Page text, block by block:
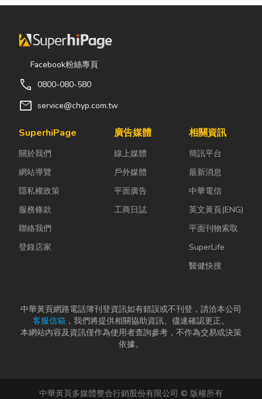
還是每天幫助
衣機，一旦發
生故障，都可
能嚴重影響日
因此，選擇專
業的高雄電器
僅能快速排除
長家電使用壽
命，降...
額高達 42.1
731816）產
戶對扣件精度
日益嚴苛的趨
型機中的關...
的硬體運算平
機無法應付高
續震動...
Facebook粉絲專頁
call 0800-080-580
mail service@chyp.com.tw
SuperhiPage
關於我們
網站導覽
隱私權政策
服務條款
聯絡我們
登錄店家
廣告媒體
線上媒體
戶外媒體
平面廣告
工商日誌
相關資訊
簡訊平台
最新消息
中華電信
英文黃頁(ENG)
平面刊物索取
SuperLife
醫健快搜
中華黃頁網路電話簿刊登資訊如有錯誤或不刊登，請洽本公司
客服信箱 ，我們將提供相關協助資訊、儘速確認更正。
本網站內容及資訊僅作為使用者查詢參考，不作為交易或決策
依據。
中華黃頁多媒體整合行銷股份有限公司 © 版權所有